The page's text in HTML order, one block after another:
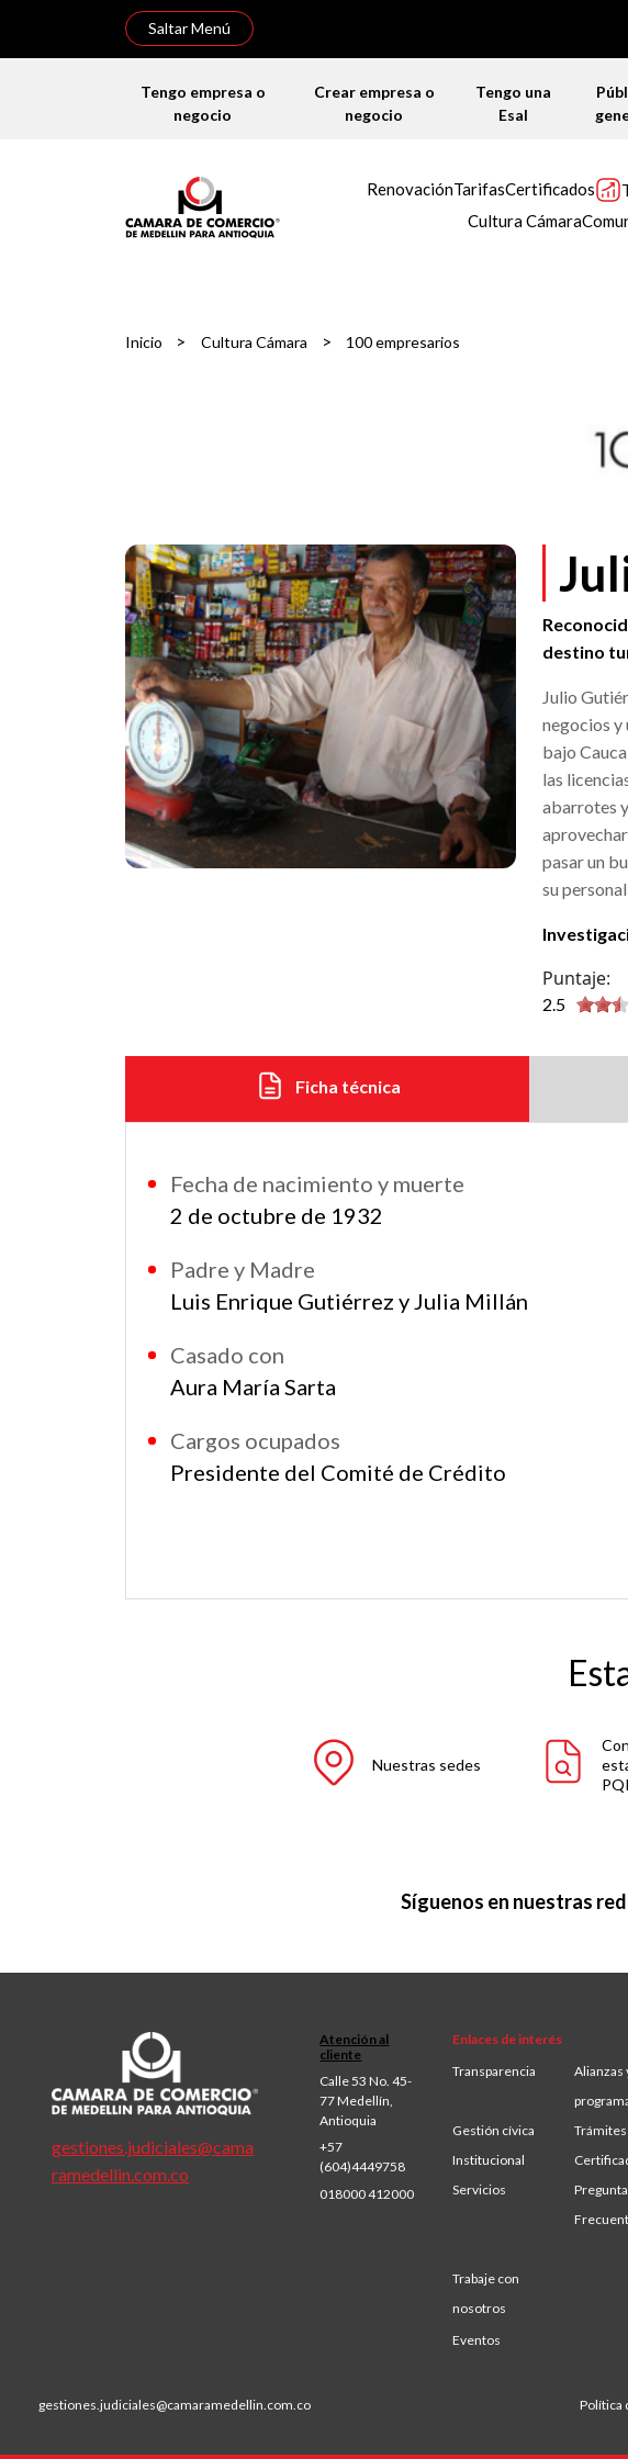
Saltar Menú
Tengo empresa o
negocio
Crear empresa o
negocio
Tengo una
Esal
RenovaciónTarifasCertificados
Cultura Cámara
Inicio > Cultura Cámara > 100 empresarios
destino
Julio
negocios y
bajo
las
abarrotes
pasar un
su
Puntaje:
2.5
Ficha técnica
Fecha de nacimiento y muerte
2 de octubre de 1932
Padre y Madre
Luis Enrique Gutiérrez y Julia Millán
Casado con
Aura María Sarta
Cargos ocupados
Presidente del Comité de Crédito
Nuestras sedes
Síguenos en nuestras
gestiones.judiciales@cama
ramedellin.com.co
Atención al
cliente
Calle 53 No. 45-
77 Medellín,
Antioquia
+57
(604)4449758
018000 412000
Enlaces de interés
Transparencia
Alianzas
Gestión cívica
Institucional
Servicios
Trabaje con
nosotros
Eventos
gestiones.judiciales@camaramedellin.com.co